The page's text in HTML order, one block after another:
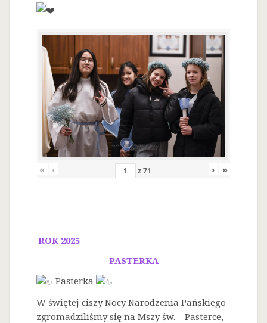
« ‹ z71 › »
ROK 2025
PASTERKA
Pasterka
W świętej ciszy Nocy Narodzenia Pańskiego
zgromadziliśmy się na Mszy św. – Pasterce,